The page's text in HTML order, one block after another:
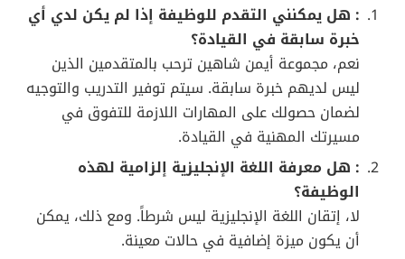
: هل يمكنني التقدم للوظيفة إذا لم يكن لدي أي
خبرة سابقة في القيادة؟
نعم، مجموعة أيمن شاهين ترحب بالمتقدمين الذين
ليس لديهم خبرة سابقة. سيتم توفير التدريب والتوجيه
لضمان حصولك على المهارات اللازمة للتفوق في
مسيرتك المهنية في القيادة.
: هل معرفة اللغة الإنجليزية إلزامية لهذه
الوظيفة؟
لا، إتقان اللغة الإنجليزية ليس شرطاً. ومع ذلك، يمكن
أن يكون ميزة إضافية في حالات معينة.